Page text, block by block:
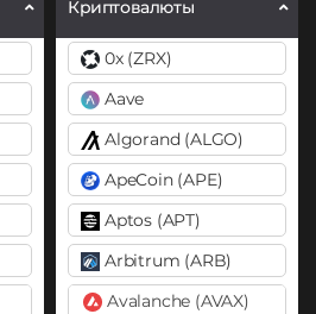
Криптовалюты
0x (ZRX)
Aave
Algorand (ALGO)
ApeCoin (APE)
Aptos (APT)
Arbitrum (ARB)
Avalanche (AVAX)